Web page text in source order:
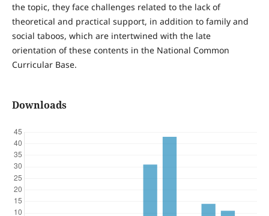
the topic, they face challenges related to the lack of
theoretical and practical support, in addition to family and
social taboos, which are intertwined with the late
orientation of these contents in the National Common
Curricular Base.
Downloads